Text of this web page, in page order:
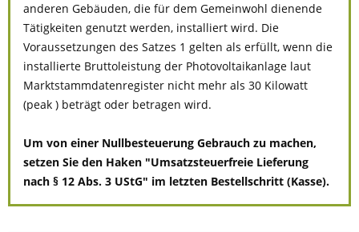
anderen Gebäuden, die für dem Gemeinwohl dienende
Tätigkeiten genutzt werden, installiert wird. Die
Voraussetzungen des Satzes 1 gelten als erfüllt, wenn die
installierte Bruttoleistung der Photovoltaikanlage laut
Marktstammdatenregister nicht mehr als 30 Kilowatt
(peak ) beträgt oder betragen wird.
Um von einer Nullbesteuerung Gebrauch zu machen,
setzen Sie den Haken "Umsatzsteuerfreie Lieferung
nach § 12 Abs. 3 UStG" im letzten Bestellschritt (Kasse).